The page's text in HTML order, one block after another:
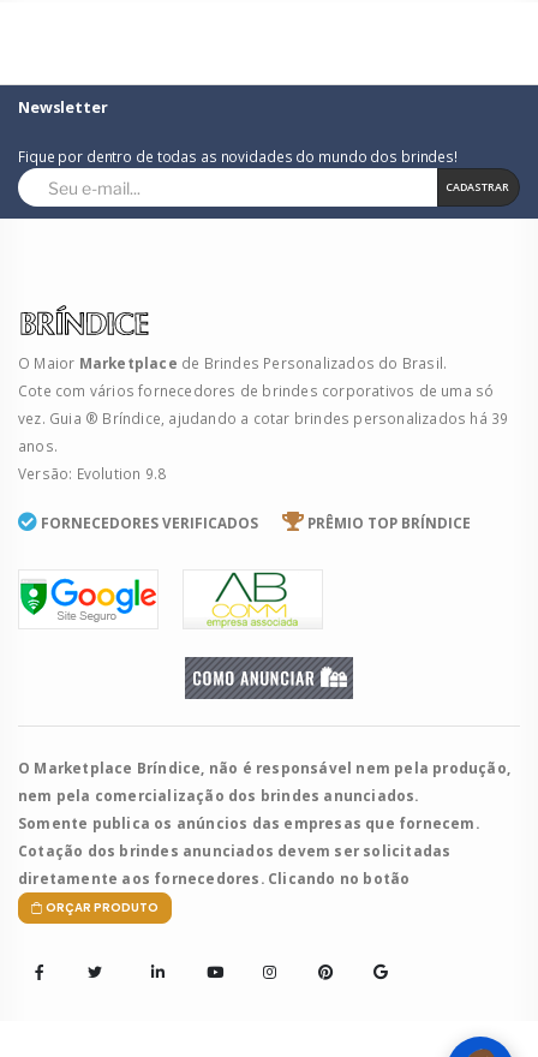
Newsletter
Fique por dentro de todas as novidades do mundo dos brindes!
CADASTRAR
O Maior Marketplace de Brindes Personalizados do Brasil.
Cote com vários fornecedores de brindes corporativos de uma só
vez. Guia ® Bríndice, ajudando a cotar brindes personalizados há 39
anos.
Versão: Evolution 9.8
FORNECEDORES VERIFICADOS PRÊMIO TOP BRÍNDICE
O Marketplace Bríndice, não é responsável nem pela produção,
nem pela comercialização dos brindes anunciados.
Somente publica os anúncios das empresas que fornecem.
Cotação dos brindes anunciados devem ser solicitadas
diretamente aos fornecedores. Clicando no botão
ORÇAR PRODUTO